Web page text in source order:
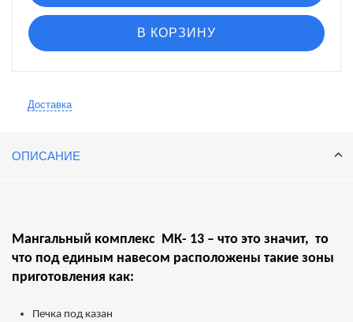
В КОРЗИНУ
Доставка
ОПИСАНИЕ
Мангальный комплекс МК- 13 – что это значит, то
что под единым навесом расположены такие зоны
приготовления как:
Печка под казан